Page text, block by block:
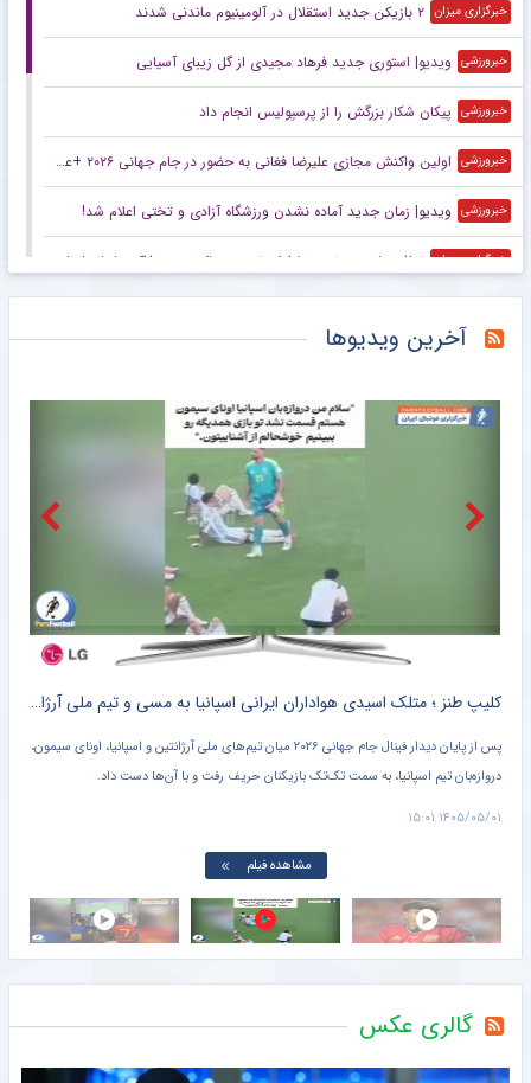
خبرگزاری میزان ۲ بازیکن جدید استقلال در آلومینیوم ماندنی شدند
خبرورزشی ویدیو| استوری جدید فرهاد مجیدی از گل زیبای آسیایی
خبرورزشی پیکان شکار بزرگش را از پرسپولیس انجام داد
خبرورزشی اولین واکنش مجازی علیرضا فغانی به حضور در جام جهانی ۲۰۲۶ +عکس
خبرورزشی ویدیو| زمان جدید آماده نشدن ورزشگاه آزادی و تختی اعلام شد!
خبرگزاری میزان توافق پاری‌سن‌ژرمن با فران تورس؛ حالا نوبت مذاکره با بارسلوناست
هافبک سابق پرسپولیس در پیکان
خبرورزشی فنرباغچه مذاکرات را کلید زد؛ ستاره بلژیکی در آستانه ترک ناپولی
مربی خارجی استقلال قرادادش را تمدید کرد
خبرورزشی هدف جدید آرسنال پس از وینیسیوس؛ ستاره یوونتوس در تیررس توپچی‌ها
عملکرد فدراسیون بدمینتون در مجمع سالیانه تأیید شد
آخرین ویدیوها
کلیپ طنز ؛ متلک اسیدی هواداران ایرانی اسپانیا به مسی و تیم ملی آرژانتین + سند
پس از پایان دیدار فینال جام جهانی ۲۰۲۶ میان تیم‌های ملی آرژانتین و اسپانیا، اونای سیمون،
دروازه‌بان تیم اسپانیا، به سمت تک‌تک بازیکنان حریف رفت و با آن‌ها دست داد.
۱۴۰۵/۰۵/۰۱ ۱۵:۰۱
مشاهده فیلم
گالری عکس